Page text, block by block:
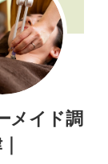
メイド調